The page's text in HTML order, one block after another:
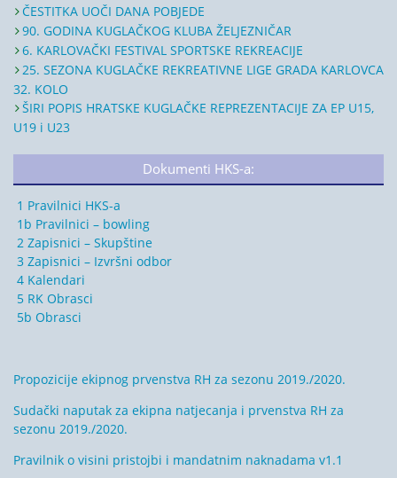
ČESTITKA UOČI DANA POBJEDE
90. GODINA KUGLAČKOG KLUBA ŽELJEZNIČAR
6. KARLOVAČKI FESTIVAL SPORTSKE REKREACIJE
25. SEZONA KUGLAČKE REKREATIVNE LIGE GRADA KARLOVCA
32. KOLO
ŠIRI POPIS HRATSKE KUGLAČKE REPREZENTACIJE ZA EP U15,
U19 i U23
Dokumenti HKS-a:
1 Pravilnici HKS-a
1b Pravilnici – bowling
2 Zapisnici – Skupštine
3 Zapisnici – Izvršni odbor
4 Kalendari
5 RK Obrasci
5b Obrasci
Propozicije ekipnog prvenstva RH za sezonu 2019./2020.
Sudački naputak za ekipna natjecanja i prvenstva RH za
sezonu 2019./2020.
Pravilnik o visini pristojbi i mandatnim naknadama v1.1